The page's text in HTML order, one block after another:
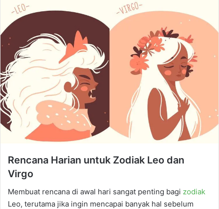
Rencana Harian untuk Zodiak Leo dan
Virgo
Membuat rencana di awal hari sangat penting bagi zodiak
Leo, terutama jika ingin mencapai banyak hal sebelum